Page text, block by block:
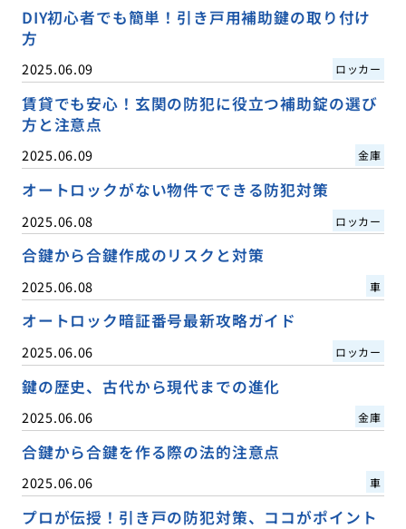
DIY初心者でも簡単！引き戸用補助鍵の取り付け
方
2025.06.09 ロッカー
賃貸でも安心！玄関の防犯に役立つ補助錠の選び
方と注意点
2025.06.09 金庫
オートロックがない物件でできる防犯対策
2025.06.08 ロッカー
合鍵から合鍵作成のリスクと対策
2025.06.08 車
オートロック暗証番号最新攻略ガイド
2025.06.06 ロッカー
鍵の歴史、古代から現代までの進化
2025.06.06 金庫
合鍵から合鍵を作る際の法的注意点
2025.06.06 車
プロが伝授！引き戸の防犯対策、ココがポイント